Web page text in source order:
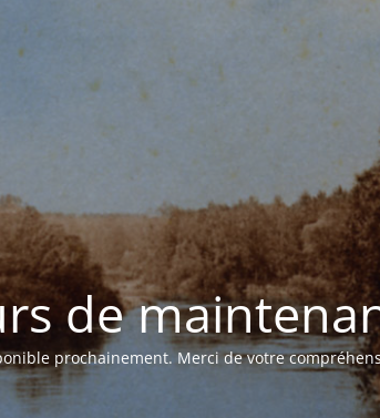
de
prochainement. Merci de votre